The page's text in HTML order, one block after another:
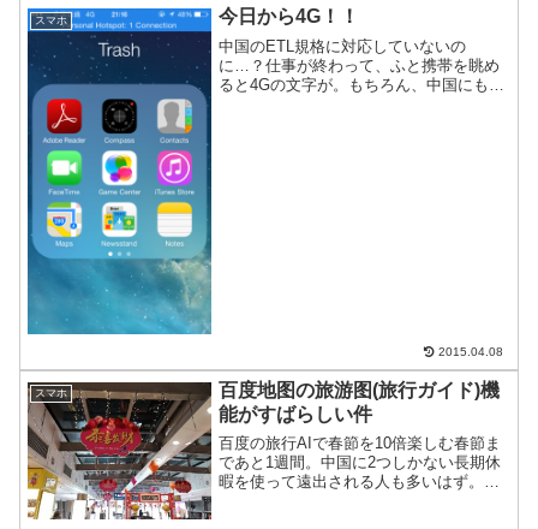
スマホ 今日から4G！！
中国のETL規格に対応していないの
に…？仕事が終わって、ふと携帯を眺め
ると4Gの文字が。もちろん、中国にも4G
2015.04.08
スマホ
百度地图の旅游图(旅行ガイド)機
能がすばらしい件
百度の旅行AIで春節を10倍楽しむ春節ま
であと1週間。中国に2つしかない長期休
暇を使って遠出される人も多いはず。と